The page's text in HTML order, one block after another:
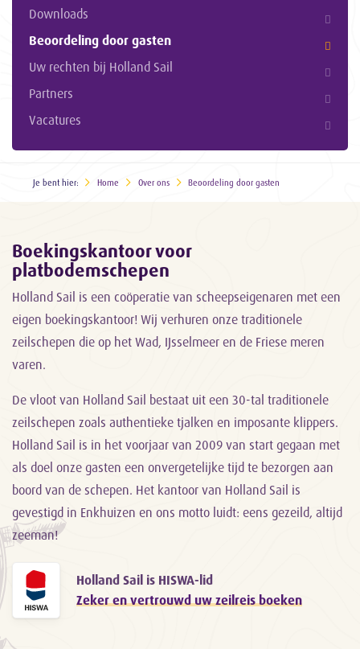
Downloads
Beoordeling door gasten
Uw rechten bij Holland Sail
Partners
Vacatures
Je bent hier: Home Over ons Beoordeling door gasten
Boekingskantoor voor
platbodemschepen
Holland Sail is een coöperatie van scheepseigenaren met een
eigen boekingskantoor! Wij verhuren onze traditionele
zeilschepen die op het Wad, IJsselmeer en de Friese meren
varen.
De vloot van Holland Sail bestaat uit een 30-tal traditionele
zeilschepen zoals authentieke tjalken en imposante klippers.
Holland Sail is in het voorjaar van 2009 van start gegaan met
als doel onze gasten een onvergetelijke tijd te bezorgen aan
boord van de schepen. Het kantoor van Holland Sail is
gevestigd in Enkhuizen en ons motto luidt: eens gezeild, altijd
zeeman!
Holland Sail is HISWA-lid
Zeker en vertrouwd uw zeilreis boeken